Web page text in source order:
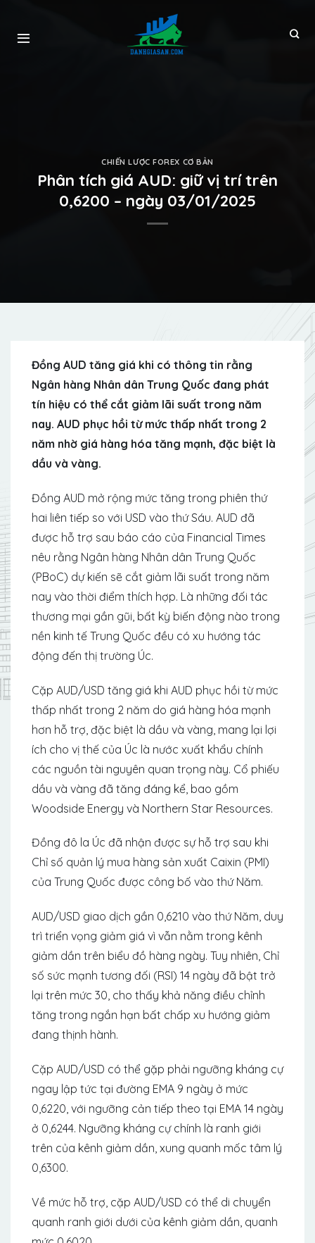
CHIẾN LƯỢC FOREX CƠ BẢN
Phân tích giá AUD: giữ vị trí trên
0,6200 – ngày 03/01/2025
Đồng AUD tăng giá khi có thông tin rằng
Ngân hàng Nhân dân Trung Quốc đang phát
tín hiệu có thể cắt giảm lãi suất trong năm
nay. AUD phục hồi từ mức thấp nhất trong 2
năm nhờ giá hàng hóa tăng mạnh, đặc biệt là
dầu và vàng.
Đồng AUD mở rộng mức tăng trong phiên thứ
hai liên tiếp so với USD vào thứ Sáu. AUD đã
được hỗ trợ sau báo cáo của Financial Times
nêu rằng Ngân hàng Nhân dân Trung Quốc
(PBoC) dự kiến ​​sẽ cắt giảm lãi suất trong năm
nay vào thời điểm thích hợp. Là những đối tác
thương mại gần gũi, bất kỳ biến động nào trong
nền kinh tế Trung Quốc đều có xu hướng tác
động đến thị trường Úc.
Cặp AUD/USD tăng giá khi AUD phục hồi từ mức
thấp nhất trong 2 năm do giá hàng hóa mạnh
hơn hỗ trợ, đặc biệt là dầu và vàng, mang lại lợi
ích cho vị thế của Úc là nước xuất khẩu chính
các nguồn tài nguyên quan trọng này. Cổ phiếu
dầu và vàng đã tăng đáng kể, bao gồm
Woodside Energy và Northern Star Resources.
Đồng đô la Úc đã nhận được sự hỗ trợ sau khi
Chỉ số quản lý mua hàng sản xuất Caixin (PMI)
của Trung Quốc được công bố vào thứ Năm.
AUD/USD giao dịch gần 0,6210 vào thứ Năm, duy
trì triển vọng giảm giá vì vẫn nằm trong kênh
giảm dần trên biểu đồ hàng ngày. Tuy nhiên, Chỉ
số sức mạnh tương đối (RSI) 14 ngày đã bật trở
lại trên mức 30, cho thấy khả năng điều chỉnh
tăng trong ngắn hạn bất chấp xu hướng giảm
đang thịnh hành.
Cặp AUD/USD có thể gặp phải ngưỡng kháng cự
ngay lập tức tại đường EMA 9 ngày ở mức
0,6220, với ngưỡng cản tiếp theo tại EMA 14 ngày
ở 0,6244. Ngưỡng kháng cự chính là ranh giới
trên của kênh giảm dần, xung quanh mốc tâm lý
0,6300.
Về mức hỗ trợ, cặp AUD/USD có thể di chuyển
quanh ranh giới dưới của kênh giảm dần, quanh